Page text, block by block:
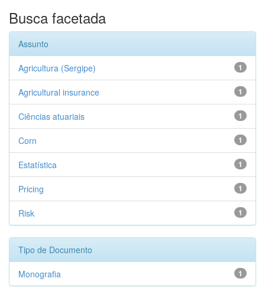
Busca facetada
Assunto
1
Agricultura (Sergipe)
1
Agricultural insurance
1
Ciências atuariais
1
Corn
1
Estatística
1
Pricing
1
Risk
Tipo de Documento
1
Monografia